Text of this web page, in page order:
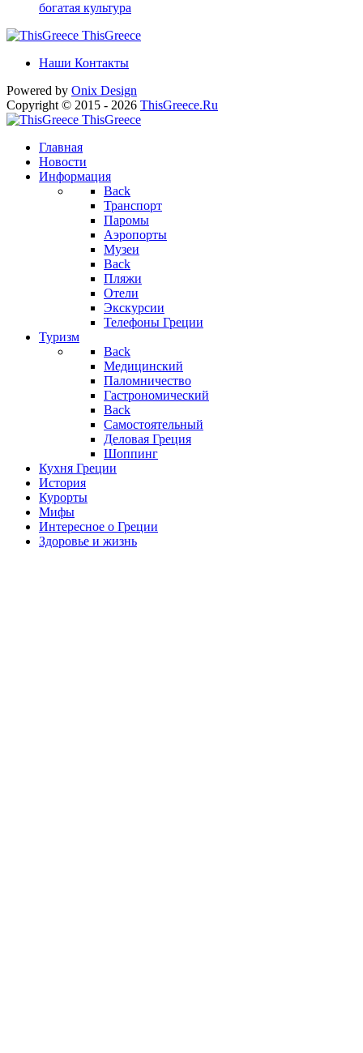
богатая культура
ThisGreece
Наши Контакты
Powered by Onix Design
Copyright © 2015 - 2026 ThisGreece.Ru
ThisGreece
Главная
Новости
Информация
Back
Транспорт
Паромы
Аэропорты
Музеи
Back
Пляжи
Отели
Экскурсии
Телефоны Греции
Туризм
Back
Медицинский
Паломничество
Гастрономический
Back
Самостоятельный
Деловая Греция
Шоппинг
Кухня Греции
История
Курорты
Мифы
Интересное о Греции
Здоровье и жизнь